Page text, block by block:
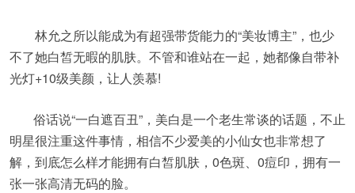
林允之所以能成为有超强带货能力的“美妆博主”，也少
不了她白皙无暇的肌肤。不管和谁站在一起，她都像自带补
光灯+10级美颜，让人羡慕!
俗话说“一白遮百丑”，美白是一个老生常谈的话题，不止
明星很注重这件事情，相信不少爱美的小仙女也非常想了
解，到底怎么样才能拥有白皙肌肤，0色斑、0痘印，拥有一
张一张高清无码的脸。